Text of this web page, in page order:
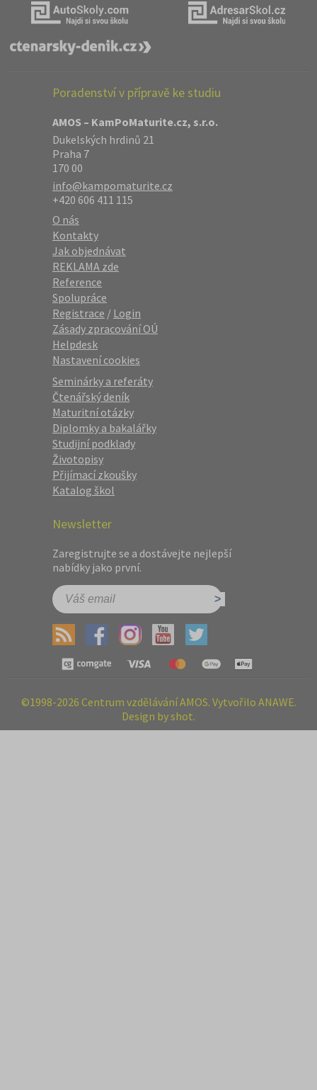
Poradenství v přípravě ke studiu
AMOS – KamPoMaturite.cz, s.r.o.
Dukelských hrdinů 21
Praha 7
170 00
info@kampomaturite.cz
+420 606 411 115
O nás
Kontakty
Jak objednávat
REKLAMA zde
Reference
Spolupráce
Registrace / Login
Zásady zpracování OÚ
Helpdesk
Nastavení cookies
Seminárky a referáty
Čtenářský deník
Maturitní otázky
Diplomky a bakalářky
Studijní podklady
Životopisy
Přijímací zkoušky
Katalog škol
Newsletter
Zaregistrujte se a dostávejte nejlepší
nabídky jako první.
©1998-2026 Centrum vzdělávání AMOS. Vytvořilo ANAWE.
Design by shot.